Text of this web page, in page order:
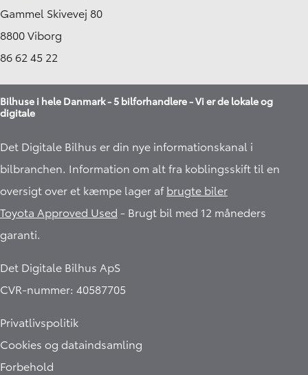
Gammel Skivevej 80
8800 Viborg
86 62 45 22
Bilhuse i hele Danmark - 5 bilforhandlere - Vi er de lokale og
digitale
Det Digitale Bilhus er din nye informationskanal i
bilbranchen. Information om alt fra koblingsskift til en
oversigt over et kæmpe lager afbrugte biler
Toyota Approved Used - Brugt bil med 12 måneders
garanti.​
Det Digitale Bilhus ApS
CVR-nummer: 40587705
Privatlivspolitik
Cookies og dataindsamling
Forbehold